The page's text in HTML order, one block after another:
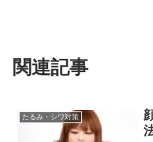
関連記事
たるみ・シワ対策